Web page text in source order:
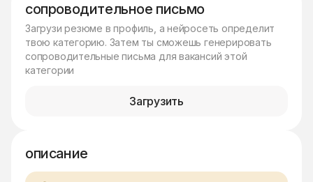
сопроводительное письмо
Загрузи резюме в профиль, а нейросеть определит
твою категорию. Затем ты сможешь генерировать
сопроводительные письма для вакансий этой
категории
Загрузить
описание